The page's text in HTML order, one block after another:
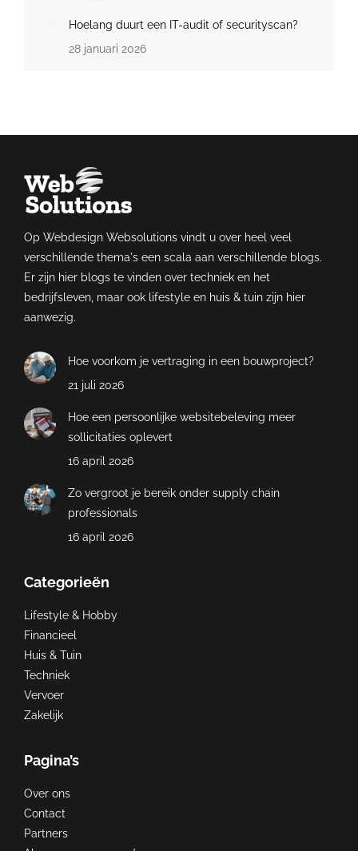
Hoelang duurt een IT-audit of securityscan?
28 januari 2026
Op Webdesign Websolutions vindt u over heel veel
verschillende thema's een scala aan verschillende blogs.
Er zijn hier blogs te vinden over techniek en het
bedrijfsleven, maar ook lifestyle en huis & tuin zijn hier
aanwezig.
Hoe voorkom je vertraging in een bouwproject?
21 juli 2026
Hoe een persoonlijke websitebeleving meer
sollicitaties oplevert
16 april 2026
Zo vergroot je bereik onder supply chain
professionals
16 april 2026
Categorieën
Lifestyle & Hobby
Financieel
Huis & Tuin
Techniek
Vervoer
Zakelijk
Pagina’s
Over ons
Contact
Partners